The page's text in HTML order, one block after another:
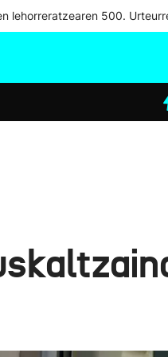
lehorreratzearen 500.